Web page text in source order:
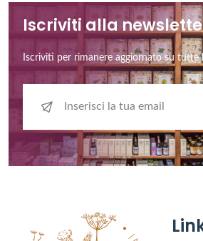
Iscriviti alla
Iscriviti per rimanere aggiornato su tutte